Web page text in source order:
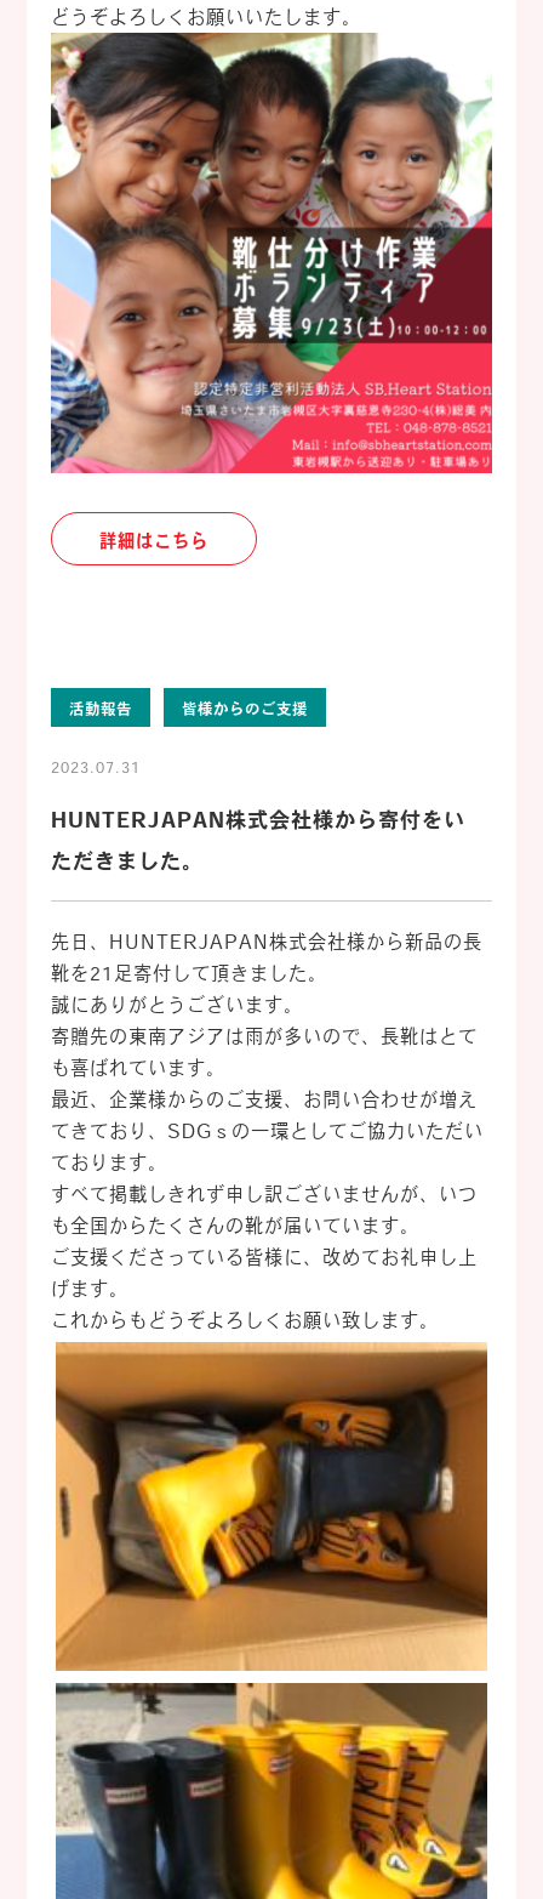
どうぞよろしくお願いいたします。
詳細はこちら
活動報告 皆様からのご支援
2023.07.31
HUNTERJAPAN株式会社様から寄付をい
ただきました。
先日、HUNTERJAPAN株式会社様から新品の長
靴を21足寄付して頂きました。
誠にありがとうございます。
寄贈先の東南アジアは雨が多いので、長靴はとて
も喜ばれています。
最近、企業様からのご支援、お問い合わせが増え
てきており、SDGｓの一環としてご協力いただい
ております。
すべて掲載しきれず申し訳ございませんが、いつ
も全国からたくさんの靴が届いています。
ご支援くださっている皆様に、改めてお礼申し上
げます。
これからもどうぞよろしくお願い致します。